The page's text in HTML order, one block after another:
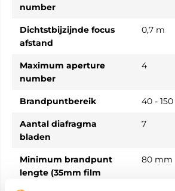
number
Dichtstbijzijnde focus
afstand
0,7 m
Maximum aperture
number
4
Brandpuntbereik 40 -
Aantal diafragma
bladen
7
Minimum brandpunt
lengte (35mm film
80 mm